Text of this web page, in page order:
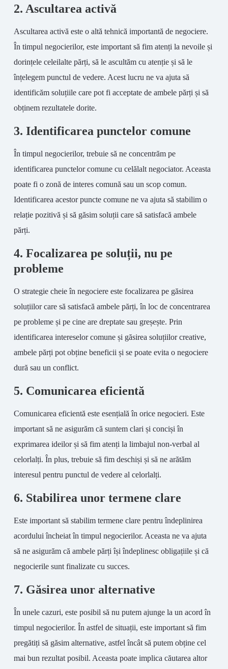
2. Ascultarea activă
Ascultarea activă este o altă tehnică importantă de negociere.
În timpul negocierilor, este important să fim atenți la nevoile și
dorințele celeilalte părți, să le ascultăm cu atenție și să le
înțelegem punctul de vedere. Acest lucru ne va ajuta să
identificăm soluțiile care pot fi acceptate de ambele părți și să
obținem rezultatele dorite.
3. Identificarea punctelor comune
În timpul negocierilor, trebuie să ne concentrăm pe
identificarea punctelor comune cu celălalt negociator. Aceasta
poate fi o zonă de interes comună sau un scop comun.
Identificarea acestor puncte comune ne va ajuta să stabilim o
relație pozitivă și să găsim soluții care să satisfacă ambele
părți.
4. Focalizarea pe soluții, nu pe
probleme
O strategie cheie în negociere este focalizarea pe găsirea
soluțiilor care să satisfacă ambele părți, în loc de concentrarea
pe probleme și pe cine are dreptate sau greșește. Prin
identificarea intereselor comune și găsirea soluțiilor creative,
ambele părți pot obține beneficii și se poate evita o negociere
dură sau un conflict.
5. Comunicarea eficientă
Comunicarea eficientă este esențială în orice negocieri. Este
important să ne asigurăm că suntem clari și conciși în
exprimarea ideilor și să fim atenți la limbajul non-verbal al
celorlalți. În plus, trebuie să fim deschiși și să ne arătăm
interesul pentru punctul de vedere al celorlalți.
6. Stabilirea unor termene clare
Este important să stabilim termene clare pentru îndeplinirea
acordului încheiat în timpul negocierilor. Aceasta ne va ajuta
să ne asigurăm că ambele părți își îndeplinesc obligațiile și că
negocierile sunt finalizate cu succes.
7. Găsirea unor alternative
În unele cazuri, este posibil să nu putem ajunge la un acord în
timpul negocierilor. În astfel de situații, este important să fim
pregătiți să găsim alternative, astfel încât să putem obține cel
mai bun rezultat posibil. Aceasta poate implica căutarea altor